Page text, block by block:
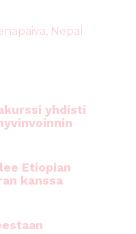
, Nepal
yhdisti
Etiopian
kanssa